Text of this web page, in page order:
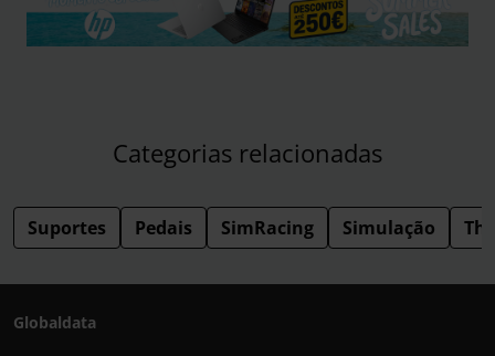
Categorias relacionadas
Suportes Pedais SimRacing Simulação
Globaldata